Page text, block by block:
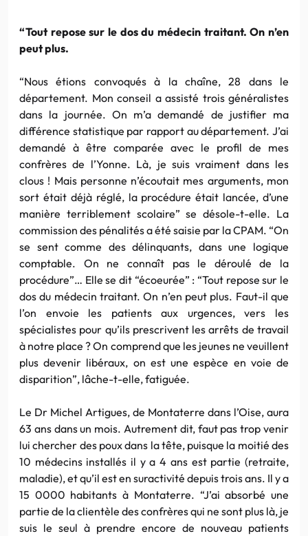
“Tout repose sur le dos du médecin traitant. On n’en
peut plus.
“Nous étions convoqués à la chaîne, 28 dans le
département. Mon conseil a assisté trois généralistes
dans la journée. On m’a demandé de justifier ma
différence statistique par rapport au département. J’ai
demandé à être comparée avec le profil de mes
confrères de l’Yonne. Là, je suis vraiment dans les
clous ! Mais personne n’écoutait mes arguments, mon
sort était déjà réglé, la procédure était lancée, d’une
manière terriblement scolaire” se désole-t-elle. La
commission des pénalités a été saisie par la CPAM. “On
se sent comme des délinquants, dans une logique
comptable. On ne connaît pas le déroulé de la
procédure”… Elle se dit “écoeurée” : “Tout repose sur le
dos du médecin traitant. On n’en peut plus. Faut-il que
l’on envoie les patients aux urgences, vers les
spécialistes pour qu’ils prescrivent les arrêts de travail
à notre place ? On comprend que les jeunes ne veuillent
plus devenir libéraux, on est une espèce en voie de
disparition”, lâche-t-elle, fatiguée.
Le Dr Michel Artigues, de Montaterre dans l’Oise, aura
63 ans dans un mois. Autrement dit, faut pas trop venir
lui chercher des poux dans la tête, puisque la moitié des
10 médecins installés il y a 4 ans est partie (retraite,
maladie), et qu’il est en suractivité depuis trois ans. Il y a
15 0000 habitants à Montaterre. “J’ai absorbé une
partie de la clientèle des confrères qui ne sont plus là, je
suis le seul à prendre encore de nouveau patients